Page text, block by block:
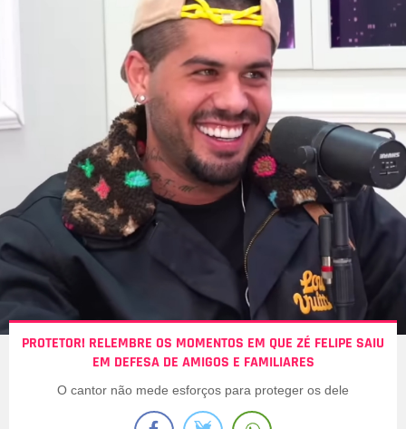
PROTETOR! RELEMBRE OS MOMENTOS EM QUE ZÉ FELIPE SAIU
EM DEFESA DE AMIGOS E FAMILIARES
O cantor não mede esforços para proteger os dele